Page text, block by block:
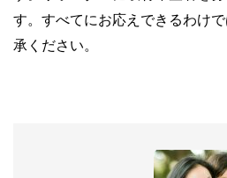
す。すべてにお応えできるわけ
承ください。